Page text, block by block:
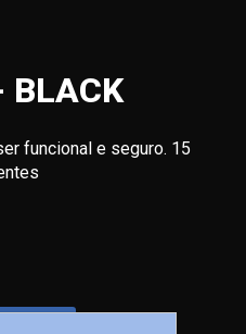
BLACK
funcional e seguro. 15